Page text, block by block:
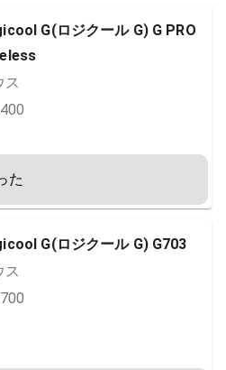
G(ロジクール G) G PRO
ス
た
G(ロジクール G) G703
ス